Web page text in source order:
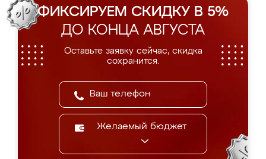
ФИКСИРУЕМ СКИДКУ В 5%
ДО КОНЦА АВГУСТА
Оставьте заявку сейчас, скидка
сохранится.
Желаемый бюджет